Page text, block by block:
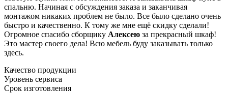
спальню. Начиная с обсуждения заказа и заканчивая
монтажом никаких проблем не было. Все было сделано очень
быстро и качественно. К тому же мне ещё скидку сделали!
Огромное спасибо сборщику Алексею за прекрасный шкаф!
Это мастер своего дела! Всю мебель буду заказывать только
здесь.
Качество продукции
Уровень сервиса
Срок изготовления